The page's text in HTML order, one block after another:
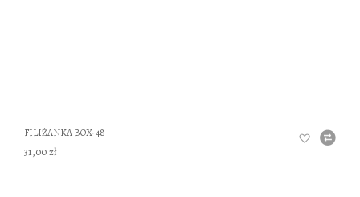
FILIŻANKA BOX-48
31,00 zł